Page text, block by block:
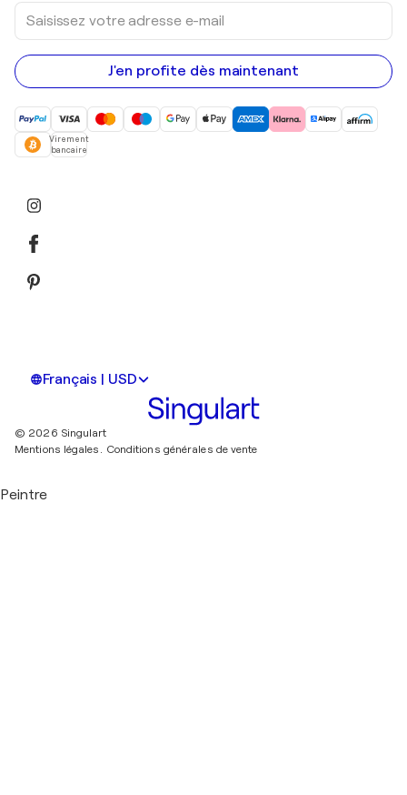
Saisissez
votre
adresse
e-
mail
J'en profite dès maintenant
Virement
bancaire
Français | USD
© 2026 Singulart
Mentions légales.
Conditions générales de vente
Peintre